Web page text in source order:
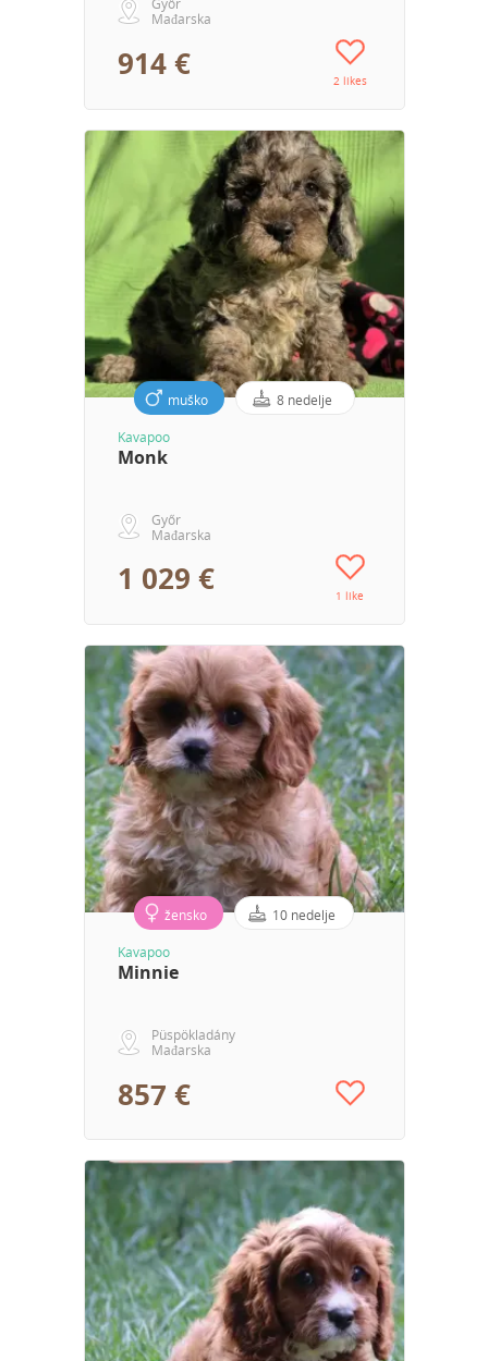
Győr
Mađarska
914 € 2 likes
muško 8 nedelje
Kavapoo
Monk
Győr
Mađarska
1 029 € 1 like
žensko 10 nedelje
Kavapoo
Minnie
Püspökladány
Mađarska
857 €